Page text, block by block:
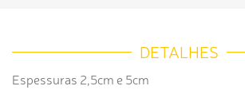
DETALHES
Espessuras 2,5cm e 5cm